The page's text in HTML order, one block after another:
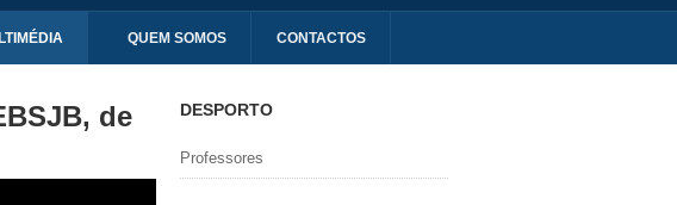
QUEM SOMOS CONTACTOS
de
DESPORTO
Professores